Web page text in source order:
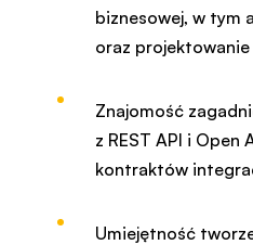
biznesowej, w tym
oraz
Znajomość
z REST API i Open
kontraktów
Umiejętność